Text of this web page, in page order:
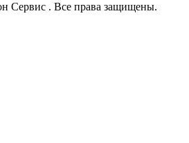
Сервис . Все права защищены.